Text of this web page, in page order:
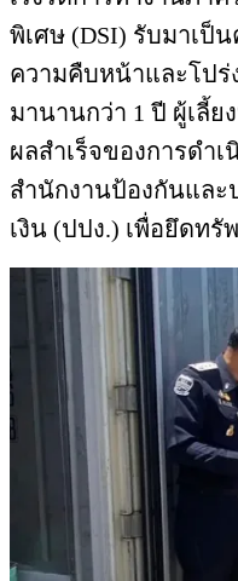
พิเศษ (DSI) รับมาเป็
ความคืบหน้าและโปร่
มานานกว่า 1 ปี ผู้เลี้ย
ผลสำเร็จของการดำ
สำนักงานป้องกันและ
เงิน (ปปง.) เพื่อยึดทรั